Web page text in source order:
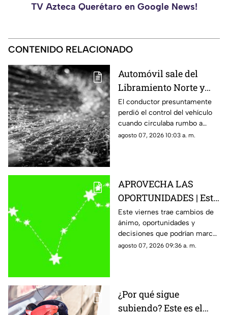
TV Azteca Querétaro en Google News!
CONTENIDO RELACIONADO
Automóvil sale del
Libramiento Norte y
termina contra un
puesto de fresas
El conductor presuntamente
perdió el control del vehículo
cuando circulaba rumbo a
Salamanca y terminó dentro de
agosto 07, 2026 10:03 a. m.
APROVECHA LAS
OPORTUNIDADES | Este
es el horóscopo de hoy
viernes 7 de agosto
Este viernes trae cambios de
ánimo, oportunidades y
decisiones que podrían marcar
el rumbo del fin de semana.
agosto 07, 2026 09:36 a. m.
¿Por qué sigue
subiendo? Este es el